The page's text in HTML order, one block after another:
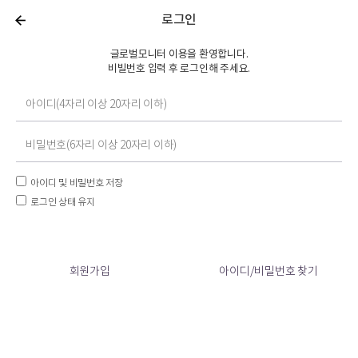
로그인
글로벌모니터 이용을 환영합니다.
비빌번호 입력 후 로그인해 주세요.
아이디 및 비밀번호 저장
로그인 상태 유지
회원가입 아이디/비밀번호 찾기